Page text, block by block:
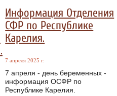
Информация Отделения
СФР по Республике
Карелия.
7 апреля 2025 г.
7 апреля - день беременных -
информация ОСФР по
Республике Карелия.